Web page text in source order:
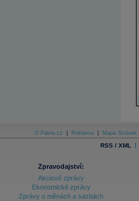
O Patria.cz Reklama Mapa Stránek
RSS / XML |
Zpravodajství:
Akciové zprávy
Ekonomické zprávy
Zprávy o měnách a sazbách